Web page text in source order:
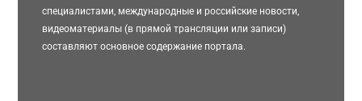
специалистами, международные и российские новости,
видеоматериалы (в прямой трансляции или записи)
составляют основное содержание портала.